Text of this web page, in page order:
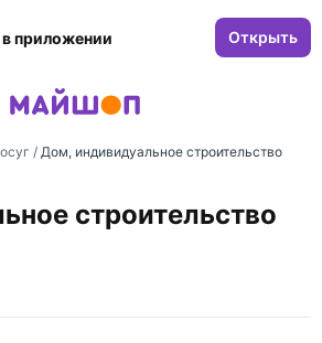
приложении Открыть
/ Дом, индивидуальное строительство
строительство